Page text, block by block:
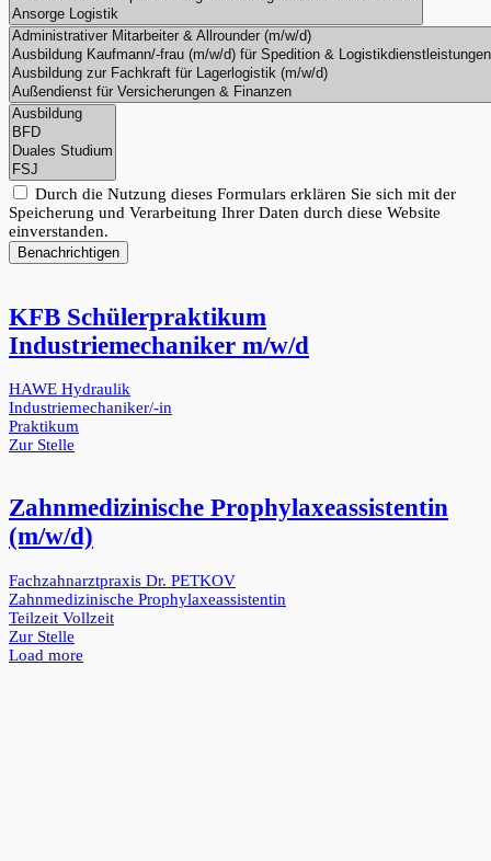
Durch die Nutzung dieses Formulars erklären Sie sich mit der
Speicherung und Verarbeitung Ihrer Daten durch diese Website
einverstanden.
Benachrichtigen
KFB Schülerpraktikum
Industriemechaniker m/w/d
HAWE Hydraulik
Industriemechaniker/-in
Praktikum
Zur Stelle
Zahnmedizinische Prophylaxeassistentin
(m/w/d)
Fachzahnarztpraxis Dr. PETKOV
Zahnmedizinische Prophylaxeassistentin
Teilzeit Vollzeit
Zur Stelle
Load more